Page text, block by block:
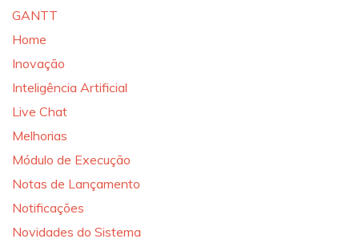
GANTT
Home
Inovação
Inteligência Artificial
Live Chat
Melhorias
Módulo de Execução
Notas de Lançamento
Notificações
Novidades do Sistema